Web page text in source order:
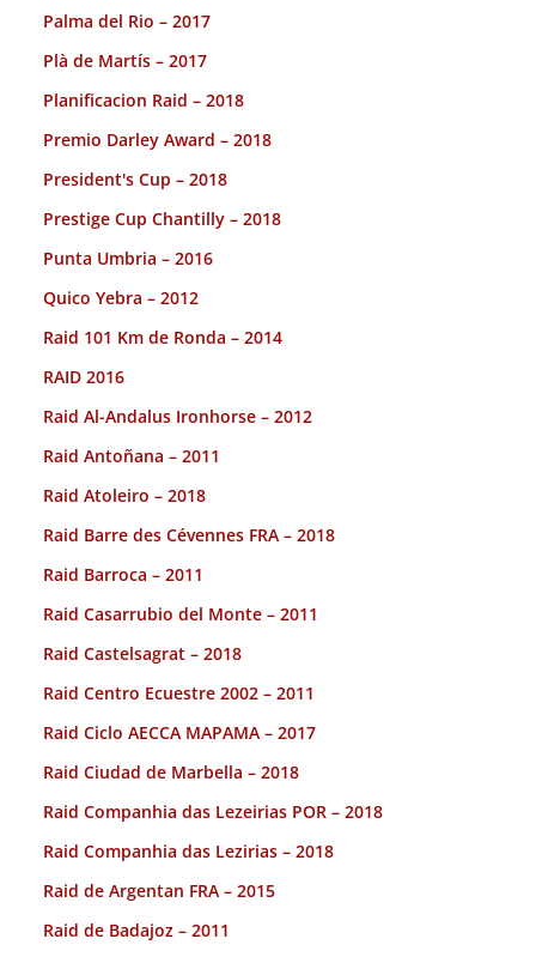
Palma del Rio – 2017
Plà de Martís – 2017
Planificacion Raid – 2018
Premio Darley Award – 2018
President's Cup – 2018
Prestige Cup Chantilly – 2018
Punta Umbria – 2016
Quico Yebra – 2012
Raid 101 Km de Ronda – 2014
RAID 2016
Raid Al-Andalus Ironhorse – 2012
Raid Antoñana – 2011
Raid Atoleiro – 2018
Raid Barre des Cévennes FRA – 2018
Raid Barroca – 2011
Raid Casarrubio del Monte – 2011
Raid Castelsagrat – 2018
Raid Centro Ecuestre 2002 – 2011
Raid Ciclo AECCA MAPAMA – 2017
Raid Ciudad de Marbella – 2018
Raid Companhia das Lezeirias POR – 2018
Raid Companhia das Lezirias – 2018
Raid de Argentan FRA – 2015
Raid de Badajoz – 2011